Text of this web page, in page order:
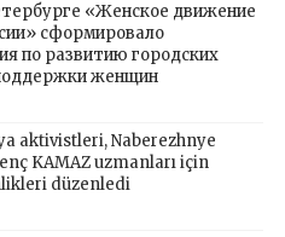
«Женское движение
сформировало
по развитию городских
женщин
aktivistleri, Naberezhnye
KAMAZ uzmanları için
düzenledi